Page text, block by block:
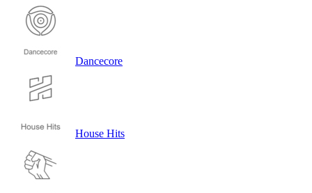
Dancecore
House Hits